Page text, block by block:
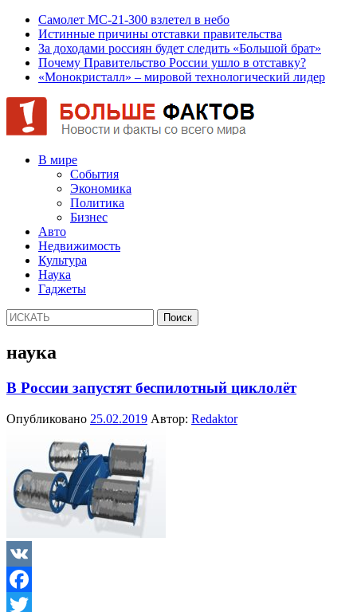
Самолет МС-21-300 взлетел в небо
Истинные причины отставки правительства
За доходами россиян будет следить «Большой брат»
Почему Правительство России ушло в отставку?
«Монокристалл» – мировой технологический лидер
В мире
События
Экономика
Политика
Бизнес
Авто
Недвижимость
Культура
Наука
Гаджеты
наука
В России запустят беспилотный циклолёт
Опубликовано 25.02.2019 Автор: Redaktor
VK
Facebook